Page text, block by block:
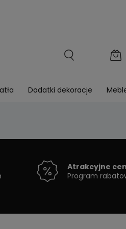
Dodatki dekoracje
Atrakcyjne
Program